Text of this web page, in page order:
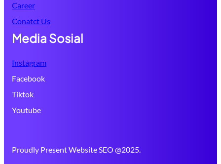
Career
Conatct Us
Media Sosial
Instagram
Facebook
Tiktok
Youtube
Proudly Present Website SEO @2025.